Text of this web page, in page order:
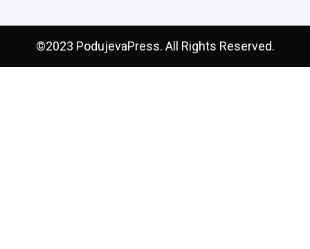
©2023 PodujevaPress. All Rights Reserved.